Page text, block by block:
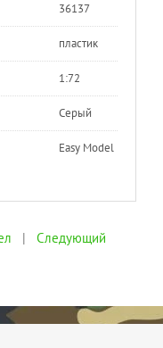
36137
пластик
1:72
Серый
Easy Model
| Следующий